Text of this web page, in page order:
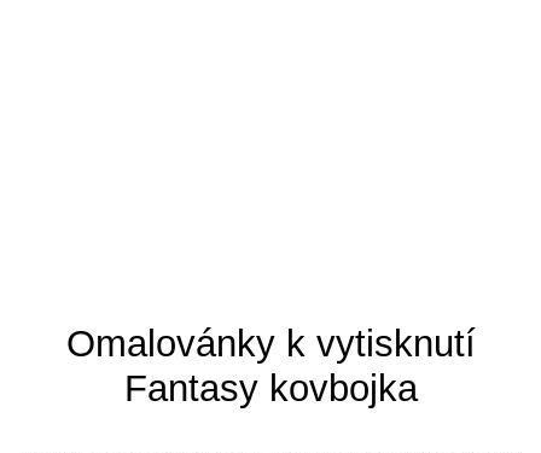
Omalovánky k vytisknutí
Fantasy kovbojka